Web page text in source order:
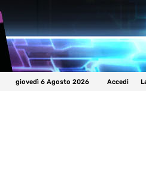
giovedì 6 Agosto 2026 Accedi